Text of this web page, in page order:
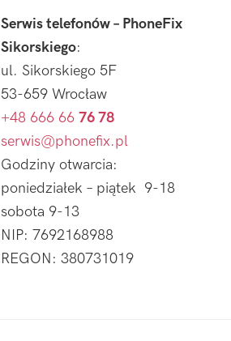
Serwis telefonów – PhoneFix
Sikorskiego:
ul. Sikorskiego 5F
53-659 Wrocław
+48 666 66 76 78
serwis@phonefix.pl
Godziny otwarcia:
poniedziałek – piątek 9-18
sobota 9-13
NIP: 7692168988
REGON: 380731019